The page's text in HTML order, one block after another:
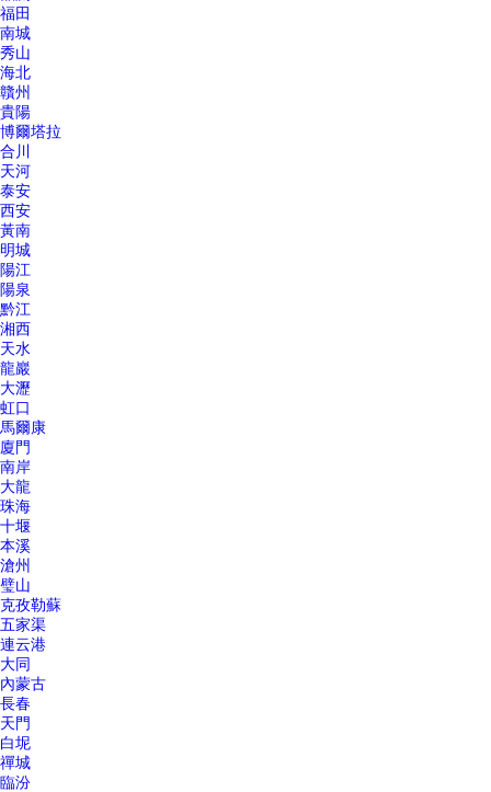
福田
南城
秀山
海北
贛州
貴陽
博爾塔拉
合川
天河
泰安
西安
黃南
明城
陽江
陽泉
黔江
湘西
天水
龍巖
大瀝
虹口
馬爾康
廈門
南岸
大龍
珠海
十堰
本溪
滄州
璧山
克孜勒蘇
五家渠
連云港
大同
內蒙古
長春
天門
白坭
禪城
臨汾